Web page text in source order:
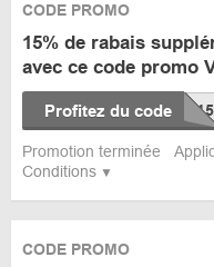
Conditions
CODE PROMO
15% de rabais
avec ce code promo
Profitez du code
Promotion terminée
CODE PROMO